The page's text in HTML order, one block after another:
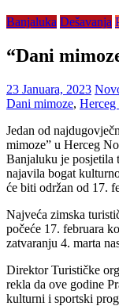
Banjaluka Dešavanja
“Dani
23 Januara, 2023
Dani mimoze,
Јedan od
mimoze” u Herceg
Banjaluku je posjetila
najavila bogat
će biti održan od 17.
Najveća zimska
počeće 17. februara
zatvaranju 4. marta
Direktor Turističke
rekla da ove godine
kulturni i sportski